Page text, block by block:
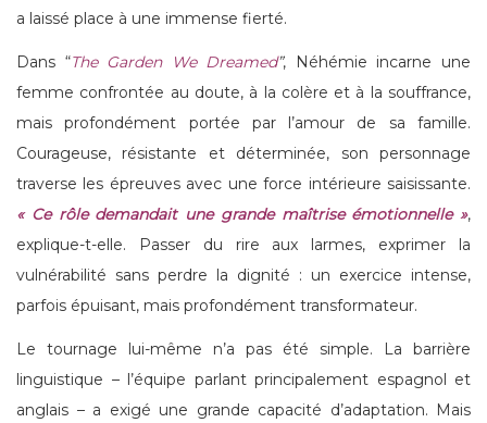
a laissé place à une immense fierté.
Dans “The Garden We Dreamed”, Néhémie incarne une
femme confrontée au doute, à la colère et à la souffrance,
mais profondément portée par l’amour de sa famille.
Courageuse, résistante et déterminée, son personnage
traverse les épreuves avec une force intérieure saisissante.
« Ce rôle demandait une grande maîtrise émotionnelle »,
explique-t-elle. Passer du rire aux larmes, exprimer la
vulnérabilité sans perdre la dignité : un exercice intense,
parfois épuisant, mais profondément transformateur.
Le tournage lui-même n’a pas été simple. La barrière
linguistique – l’équipe parlant principalement espagnol et
anglais – a exigé une grande capacité d’adaptation. Mais